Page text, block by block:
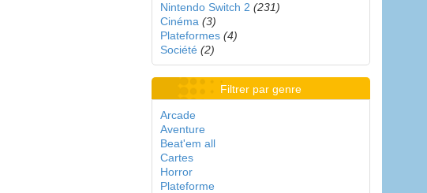
Nintendo Switch 2 (231)
Cinéma (3)
Plateformes (4)
Société (2)
Filtrer par genre
Arcade
Aventure
Beat'em all
Cartes
Horror
Plateforme